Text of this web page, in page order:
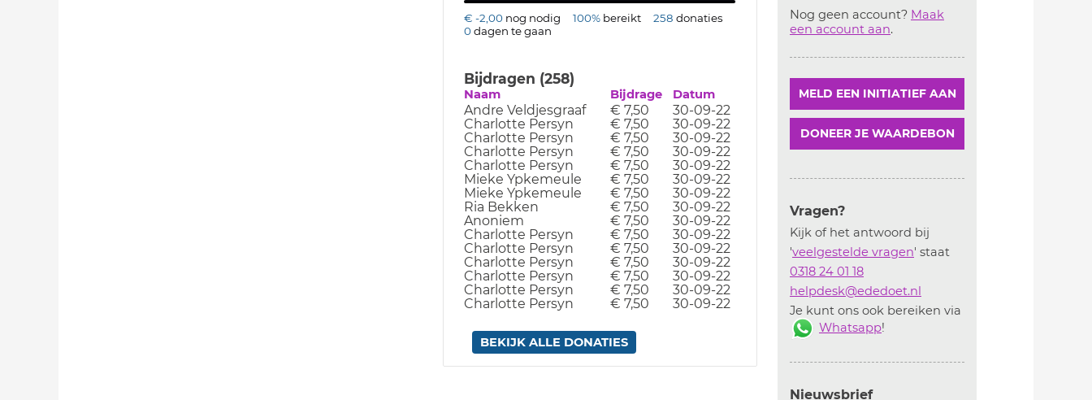
€ -2,00 nog nodig 100% bereikt 258 donaties
0dagen te gaan
Bijdragen (258)
Naam Bijdrage Datum
Andre Veldjesgraaf € 7,50
30-09-22
Charlotte Persyn
€ 7,50
30-09-22
Charlotte Persyn
€ 7,50
30-09-22
Charlotte Persyn
€ 7,50
30-09-22
Charlotte Persyn
€ 7,50
30-09-22
Mieke Ypkemeule
€ 7,50
30-09-22
Mieke Ypkemeule
€ 7,50
30-09-22
Ria Bekken
€ 7,50
30-09-22
Anoniem
€ 7,50
30-09-22
Charlotte Persyn
€ 7,50
30-09-22
Charlotte Persyn
€ 7,50
30-09-22
Charlotte Persyn
€ 7,50
30-09-22
Charlotte Persyn
€ 7,50
30-09-22
Charlotte Persyn
€ 7,50
30-09-22
Charlotte Persyn
€ 7,50 30-09-22
BEKIJK ALLE DONATIES
Nog geen account? Maak
een account aan.
MELD EEN INITIATIEF AAN
DONEER JE WAARDEBON
Vragen?
Kijk of het antwoord bij
'veelgestelde vragen' staat
0318 24 01 18
helpdesk@ededoet.nl
Je kunt ons ook bereiken via
Whatsapp!
Nieuwsbrief